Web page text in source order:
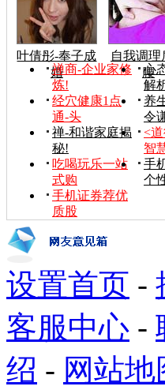
叶倩彤-奉子成
婚
自我调理
腰
禅商-企业家修
炼!
心
解
经穴健康1点
通-头
养
令
禅-和谐家庭揭
秘!
<
智
吃喝玩乐一站
式购
手
个
手机证券荐优
质股
设置首页 -
客服中心 -
绍 - 网站地